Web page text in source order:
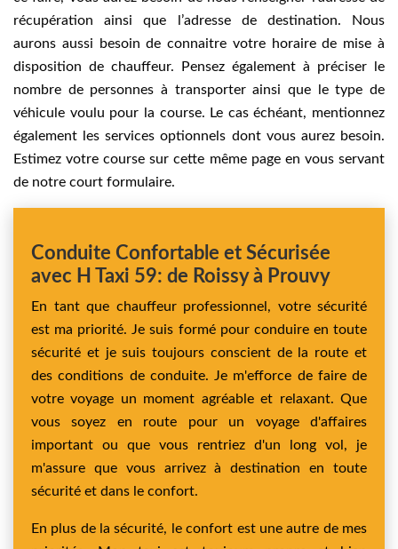
récupération ainsi que l’adresse de destination. Nous
aurons aussi besoin de connaitre votre horaire de mise à
disposition de chauffeur. Pensez également à préciser le
nombre de personnes à transporter ainsi que le type de
véhicule voulu pour la course. Le cas échéant, mentionnez
également les services optionnels dont vous aurez besoin.
Estimez votre course sur cette même page en vous servant
de notre court formulaire.
Conduite Confortable et Sécurisée
avec H Taxi 59: de Roissy à Prouvy
En tant que chauffeur professionnel, votre sécurité
est ma priorité. Je suis formé pour conduire en toute
sécurité et je suis toujours conscient de la route et
des conditions de conduite. Je m'efforce de faire de
votre voyage un moment agréable et relaxant. Que
vous soyez en route pour un voyage d'affaires
important ou que vous rentriez d'un long vol, je
m'assure que vous arrivez à destination en toute
sécurité et dans le confort.
En plus de la sécurité, le confort est une autre de mes